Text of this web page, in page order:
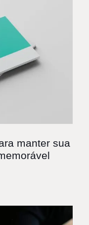
manter sua